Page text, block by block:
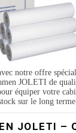
notre offre
JOLETI de
équiper votre
sur le long terme
JOLETI –